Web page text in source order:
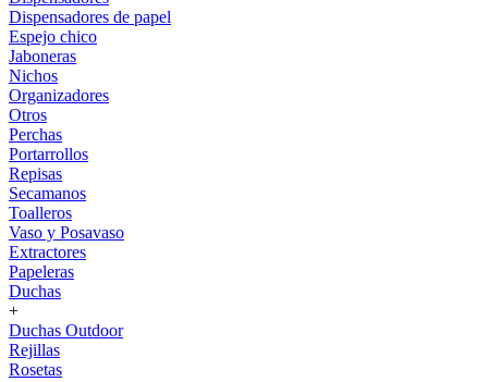
Dispensadores de papel
Espejo chico
Jaboneras
Nichos
Organizadores
Otros
Perchas
Portarrollos
Repisas
Secamanos
Toalleros
Vaso y Posavaso
Extractores
Papeleras
Duchas
+
Duchas Outdoor
Rejillas
Rosetas